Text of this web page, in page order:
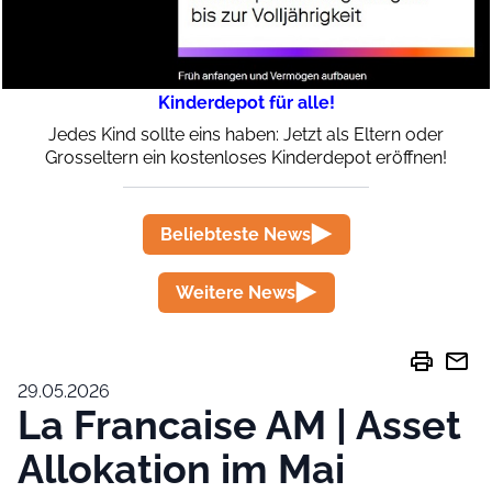
Kinderdepot für alle!
Jedes Kind sollte eins haben: Jetzt als Eltern oder
Grosseltern ein kostenloses Kinderdepot eröffnen!
Beliebteste News
Weitere News
print mail
29.05.2026
La Francaise AM | Asset
Allokation im Mai